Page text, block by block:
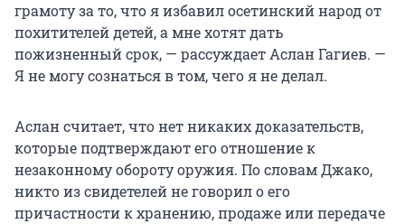
грамоту за то, что я избавил осетинский народ от
похитителей детей, а мне хотят дать
пожизненный срок, — рассуждает Аслан Гагиев. —
Я не могу сознаться в том, чего я не делал.
Аслан считает, что нет никаких доказательств,
которые подтверждают его отношение к
незаконному обороту оружия. По словам Джако,
никто из свидетелей не говорил о его
причастности к хранению, продаже или передаче